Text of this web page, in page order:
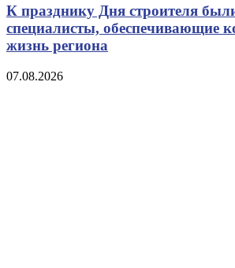
К празднику Дня строителя
специалисты, обеспечивающие
жизнь региона
07.08.2026